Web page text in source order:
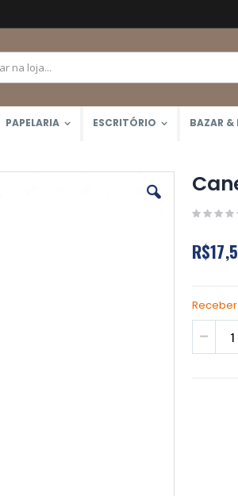
PAPELARIA ESCRITÓRIO BAZAR &